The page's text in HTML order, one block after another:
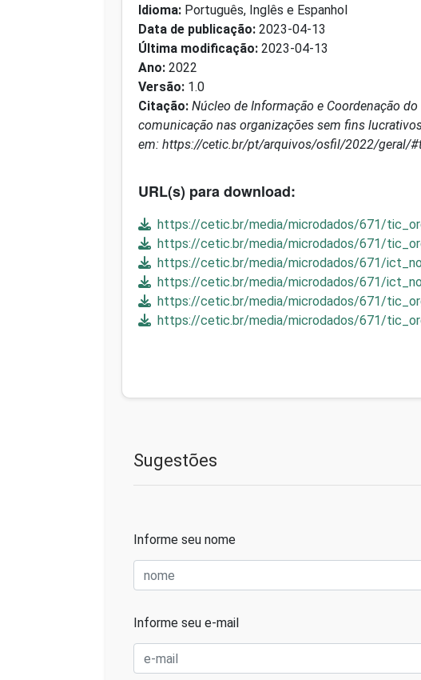
Idioma: Português, Inglês e Espanhol
Data de publicação: 2023-04-13
Última modificação: 2023-04-13
Ano: 2022
Versão: 1.0
Citação: Núcleo de Informação e Coordenação
comunicação nas organizações sem fins
em: https://cetic.br/pt/arquivos/osfil/2022/geral/
URL(s) para download:
https://cetic.br/media/microdados/671/
https://cetic.br/media/microdados/671/
https://cetic.br/media/microdados/671/
https://cetic.br/media/microdados/671/
https://cetic.br/media/microdados/671/
https://cetic.br/media/microdados/671/
Sugestões
Informe seu nome
Informe seu e-mail